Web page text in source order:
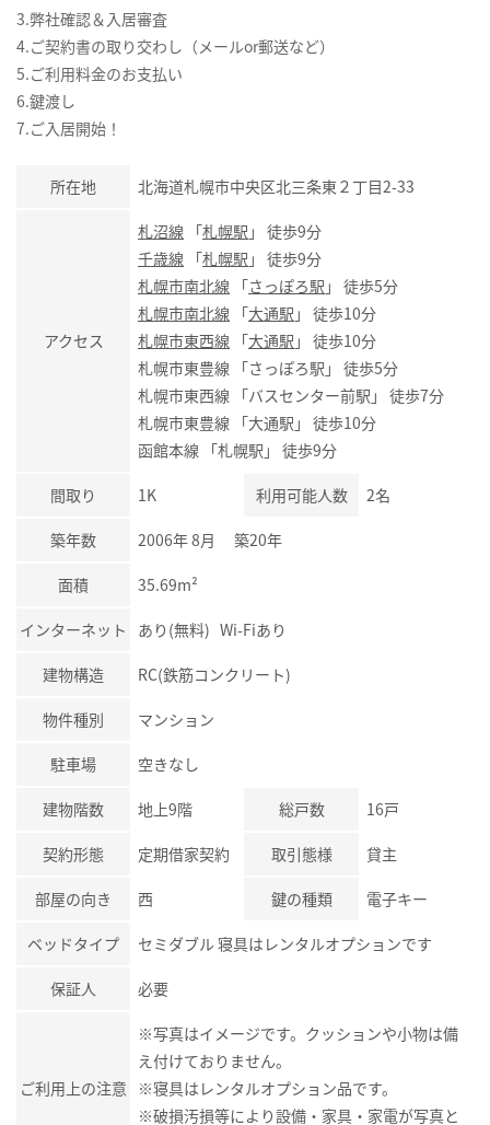
3.弊社確認＆入居審査
4.ご契約書の取り交わし（メールor郵送など）
5.ご利用料金のお支払い
6.鍵渡し
7.ご入居開始！
所在地 北海道札幌市中央区北三条東２丁目2-33
アクセス
札沼線 「札幌駅 」 徒歩9分
千歳線 「札幌駅 」 徒歩9分
札幌市南北線 「さっぽろ駅 」 徒歩5分
札幌市南北線 「大通駅 」 徒歩10分
札幌市東西線 「大通駅 」 徒歩10分
札幌市東豊線 「さっぽろ駅」 徒歩5分
札幌市東西線 「バスセンター前駅」 徒歩7分
札幌市東豊線 「大通駅」 徒歩10分
函館本線 「札幌駅」 徒歩9分
間取り 1K 利用可能人数 2名
築年数 2006年 8月 築20年
面積 35.69m²
インターネット あり(無料) Wi-Fiあり
建物構造 RC(鉄筋コンクリート)
物件種別 マンション
駐車場 空きなし
建物階数 地上9階 総戸数 16戸
契約形態 定期借家契約 取引態様 貸主
部屋の向き 西 鍵の種類 電子キー
ベッドタイプ セミダブル 寝具はレンタルオプションです
保証人 必要
ご利用上の注意
※写真はイメージです。クッションや小物は備
え付けておりません。
※寝具はレンタルオプション品です。
※破損汚損等により設備・家具・家電が写真と